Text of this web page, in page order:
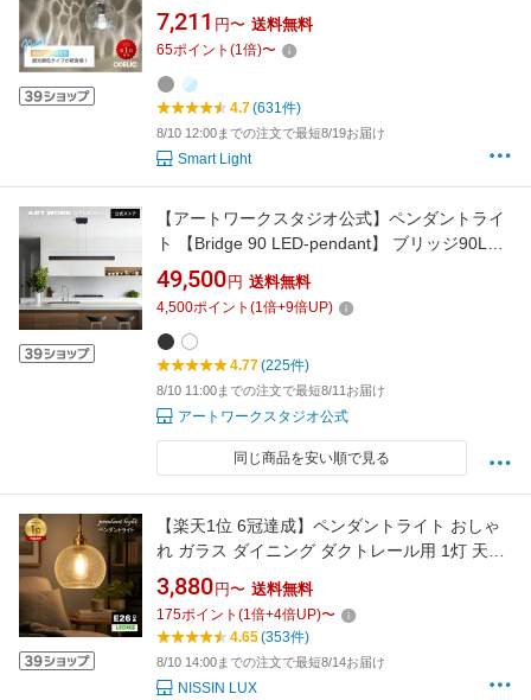
Water おしゃれ 人気 かわいい LED 吊り下げ灯
水面 透明 クリア/グレー 影 波紋 電球
色/Bluetooth調光調色/電球なし 引掛シーリング
取付/ダクトレール取付
7,211 円〜 送料無料
65ポイント (1倍)〜
4.7(631件)
8/10 12:00までの注文で最短8/19お届け
Smart Light
【アートワークスタジオ公式】ペンダントライ
ト 【Bridge 90 LED-pendant】 ブリッジ90LED
ペンダント AW-0582E LED内蔵 ペンダントラ
イト ダイニング おしゃれ 調光 調色 1灯
1200lmLED 高寿命 調色切替 高さ調節 天井照明
ライト ダクトレール ARTWORKSTUDIO レビ
ュー特典付
49,500 円 送料無料
4,500ポイント (1倍+9倍UP)
4.77(225件)
8/10 11:00までの注文で最短8/11お届け
アートワークスタジオ公式
同じ商品を安い順で見る
【楽天1位 6冠達成】ペンダントライト おしゃ
れ ガラス ダイニング ダクトレール用 1灯 天井
照明 アンティーク レトロ かわいい ヴィンテー
ジ シンプル 真鍮 玄関 トイレ キッチン 食卓 寝
室 リビング 階段 ベッドルーム 照明器具 簡単設
置 真鍮 ペンダントライト
3,880 円〜 送料無料
175ポイント (1倍+4倍UP)〜
4.65(353件)
8/10 14:00までの注文で最短8/14お届け
NISSIN LUX